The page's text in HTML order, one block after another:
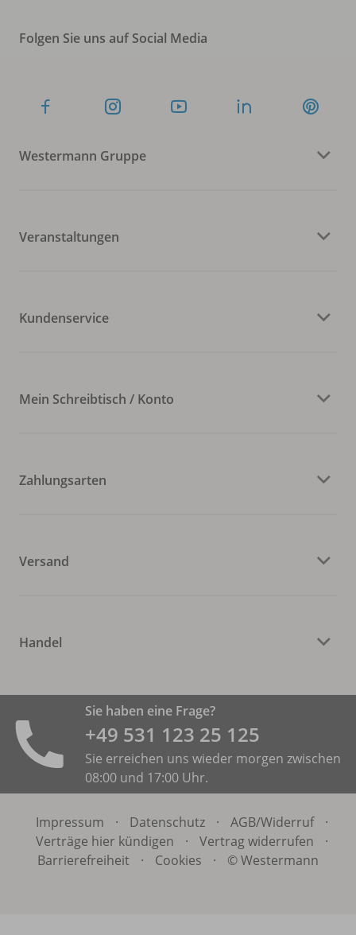
Folgen Sie uns auf Social Media
Westermann Gruppe
Veranstaltungen
Kundenservice
Mein Schreibtisch / Konto
Zahlungsarten
Versand
Handel
Sie haben eine Frage?
+49 531 ­123 25 125
Sie erreichen uns wieder morgen zwischen
08:00 und 17:00 Uhr.
Impressum · Datenschutz · AGB/Widerruf
·
Verträge hier kündigen
· Vertrag widerrufen
·
Barrierefreiheit
· Cookies · © Westermann